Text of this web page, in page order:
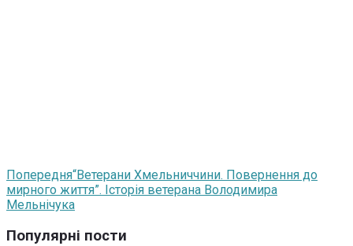
Попередня“Ветерани Хмельниччини. Повернення до
мирного життя”. Історія ветерана Володимира
Мельнічука
Популярні пости